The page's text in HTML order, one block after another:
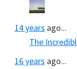
14 years ago...
The
16 years ago...